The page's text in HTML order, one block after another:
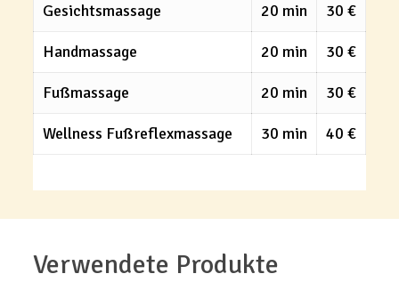
Gesichtsmassage 20 min 30 €
Handmassage 20 min 30 €
Fußmassage 20 min 30 €
Wellness Fußreflexmassage 30 min 40 €
Verwendete Produkte